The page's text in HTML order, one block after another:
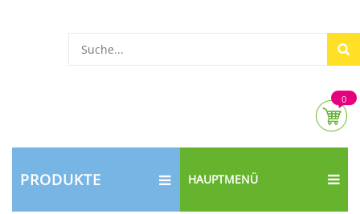
0
PRODUKTE HAUPTMENÜ